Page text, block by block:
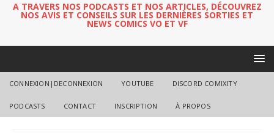
A TRAVERS NOS PODCASTS ET NOS ARTICLES, DÉCOUVREZ
NOS AVIS ET CONSEILS SUR LES DERNIÈRES SORTIES ET
NEWS COMICS VO ET VF
CONNEXION|DECONNEXION YOUTUBE DISCORD COMIXITY
PODCASTS CONTACT INSCRIPTION À PROPOS